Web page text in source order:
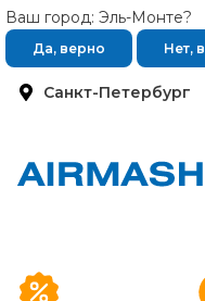
Санкт-Петербург
Ваш город: Эль-Монте?
Да, верно Нет,